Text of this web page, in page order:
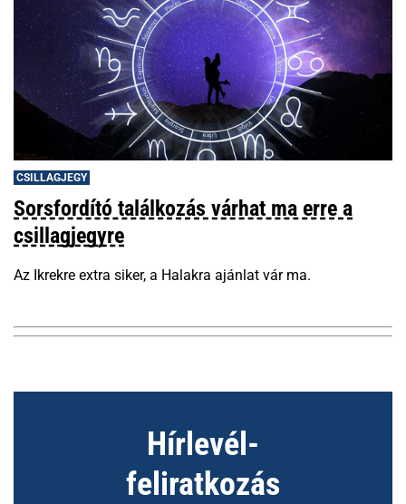
CSILLAGJEGY
Sorsfordító találkozás várhat ma erre a
csillagjegyre
Az Ikrekre extra siker, a Halakra ajánlat vár ma.
Hírlevél-
feliratkozás